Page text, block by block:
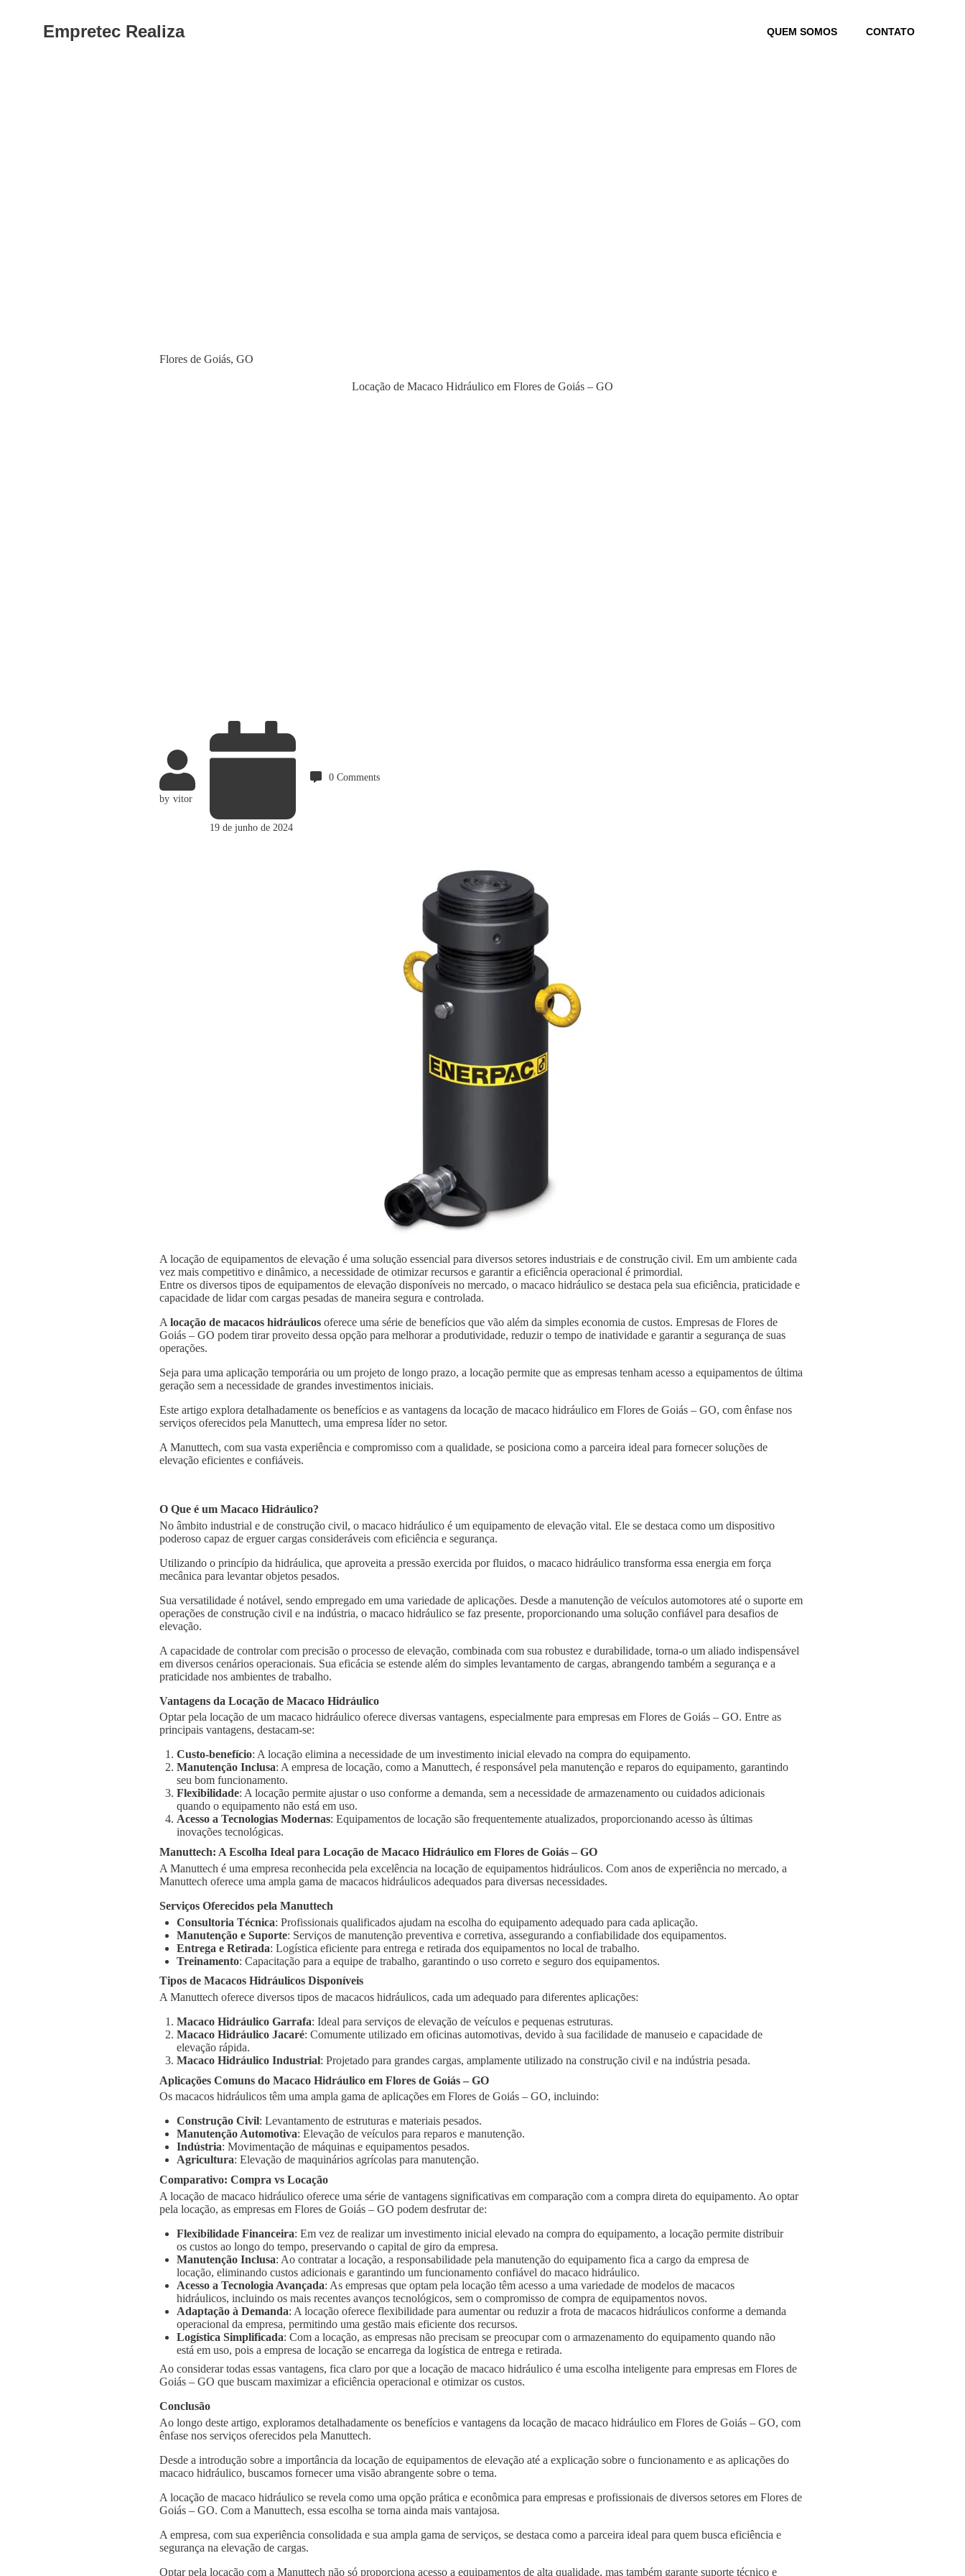
Empretec Realiza QUEM SOMOS CONTATO
Locação de Macaco Hidráulico em Flores de Goiás – GO
Category
Flores de Goiás, GO
by vitor
19 de junho de 2024
0 Comments
A locação de equipamentos de elevação é uma solução essencial para diversos setores industriais e de construção civil. Em um ambiente cada
vez mais competitivo e dinâmico, a necessidade de otimizar recursos e garantir a eficiência operacional é primordial.
Entre os diversos tipos de equipamentos de elevação disponíveis no mercado, o macaco hidráulico se destaca pela sua eficiência, praticidade e
capacidade de lidar com cargas pesadas de maneira segura e controlada.
A locação de macacos hidráulicos oferece uma série de benefícios que vão além da simples economia de custos. Empresas de Flores de
Goiás – GO podem tirar proveito dessa opção para melhorar a produtividade, reduzir o tempo de inatividade e garantir a segurança de suas
operações.
Seja para uma aplicação temporária ou um projeto de longo prazo, a locação permite que as empresas tenham acesso a equipamentos de última
geração sem a necessidade de grandes investimentos iniciais.
Este artigo explora detalhadamente os benefícios e as vantagens da locação de macaco hidráulico em Flores de Goiás – GO, com ênfase nos
serviços oferecidos pela Manuttech, uma empresa líder no setor.
A Manuttech, com sua vasta experiência e compromisso com a qualidade, se posiciona como a parceira ideal para fornecer soluções de
elevação eficientes e confiáveis.
O Que é um Macaco Hidráulico?
No âmbito industrial e de construção civil, o macaco hidráulico é um equipamento de elevação vital. Ele se destaca como um dispositivo
poderoso capaz de erguer cargas consideráveis com eficiência e segurança.
Utilizando o princípio da hidráulica, que aproveita a pressão exercida por fluidos, o macaco hidráulico transforma essa energia em força
mecânica para levantar objetos pesados.
Sua versatilidade é notável, sendo empregado em uma variedade de aplicações. Desde a manutenção de veículos automotores até o suporte em
operações de construção civil e na indústria, o macaco hidráulico se faz presente, proporcionando uma solução confiável para desafios de
elevação.
A capacidade de controlar com precisão o processo de elevação, combinada com sua robustez e durabilidade, torna-o um aliado indispensável
em diversos cenários operacionais. Sua eficácia se estende além do simples levantamento de cargas, abrangendo também a segurança e a
praticidade nos ambientes de trabalho.
Vantagens da Locação de Macaco Hidráulico
Optar pela locação de um macaco hidráulico oferece diversas vantagens, especialmente para empresas em Flores de Goiás – GO. Entre as
principais vantagens, destacam-se:
Custo-benefício: A locação elimina a necessidade de um investimento inicial elevado na compra do equipamento.
Manutenção Inclusa: A empresa de locação, como a Manuttech, é responsável pela manutenção e reparos do equipamento, garantindo
seu bom funcionamento.
Flexibilidade: A locação permite ajustar o uso conforme a demanda, sem a necessidade de armazenamento ou cuidados adicionais
quando o equipamento não está em uso.
Acesso a Tecnologias Modernas: Equipamentos de locação são frequentemente atualizados, proporcionando acesso às últimas
inovações tecnológicas.
Manuttech: A Escolha Ideal para Locação de Macaco Hidráulico em Flores de Goiás – GO
A Manuttech é uma empresa reconhecida pela excelência na locação de equipamentos hidráulicos. Com anos de experiência no mercado, a
Manuttech oferece uma ampla gama de macacos hidráulicos adequados para diversas necessidades.
Serviços Oferecidos pela Manuttech
Consultoria Técnica: Profissionais qualificados ajudam na escolha do equipamento adequado para cada aplicação.
Manutenção e Suporte: Serviços de manutenção preventiva e corretiva, assegurando a confiabilidade dos equipamentos.
Entrega e Retirada: Logística eficiente para entrega e retirada dos equipamentos no local de trabalho.
Treinamento: Capacitação para a equipe de trabalho, garantindo o uso correto e seguro dos equipamentos.
Tipos de Macacos Hidráulicos Disponíveis
A Manuttech oferece diversos tipos de macacos hidráulicos, cada um adequado para diferentes aplicações:
Macaco Hidráulico Garrafa: Ideal para serviços de elevação de veículos e pequenas estruturas.
Macaco Hidráulico Jacaré: Comumente utilizado em oficinas automotivas, devido à sua facilidade de manuseio e capacidade de
elevação rápida.
Macaco Hidráulico Industrial: Projetado para grandes cargas, amplamente utilizado na construção civil e na indústria pesada.
Aplicações Comuns do Macaco Hidráulico em Flores de Goiás – GO
Os macacos hidráulicos têm uma ampla gama de aplicações em Flores de Goiás – GO, incluindo:
Construção Civil: Levantamento de estruturas e materiais pesados.
Manutenção Automotiva: Elevação de veículos para reparos e manutenção.
Indústria: Movimentação de máquinas e equipamentos pesados.
Agricultura: Elevação de maquinários agrícolas para manutenção.
Comparativo: Compra vs Locação
A locação de macaco hidráulico oferece uma série de vantagens significativas em comparação com a compra direta do equipamento. Ao optar
pela locação, as empresas em Flores de Goiás – GO podem desfrutar de:
Flexibilidade Financeira: Em vez de realizar um investimento inicial elevado na compra do equipamento, a locação permite distribuir
os custos ao longo do tempo, preservando o capital de giro da empresa.
Manutenção Inclusa: Ao contratar a locação, a responsabilidade pela manutenção do equipamento fica a cargo da empresa de
locação, eliminando custos adicionais e garantindo um funcionamento confiável do macaco hidráulico.
Acesso a Tecnologia Avançada: As empresas que optam pela locação têm acesso a uma variedade de modelos de macacos
hidráulicos, incluindo os mais recentes avanços tecnológicos, sem o compromisso de compra de equipamentos novos.
Adaptação à Demanda: A locação oferece flexibilidade para aumentar ou reduzir a frota de macacos hidráulicos conforme a demanda
operacional da empresa, permitindo uma gestão mais eficiente dos recursos.
Logística Simplificada: Com a locação, as empresas não precisam se preocupar com o armazenamento do equipamento quando não
está em uso, pois a empresa de locação se encarrega da logística de entrega e retirada.
Ao considerar todas essas vantagens, fica claro por que a locação de macaco hidráulico é uma escolha inteligente para empresas em Flores de
Goiás – GO que buscam maximizar a eficiência operacional e otimizar os custos.
Conclusão
Ao longo deste artigo, exploramos detalhadamente os benefícios e vantagens da locação de macaco hidráulico em Flores de Goiás – GO, com
ênfase nos serviços oferecidos pela Manuttech.
Desde a introdução sobre a importância da locação de equipamentos de elevação até a explicação sobre o funcionamento e as aplicações do
macaco hidráulico, buscamos fornecer uma visão abrangente sobre o tema.
A locação de macaco hidráulico se revela como uma opção prática e econômica para empresas e profissionais de diversos setores em Flores de
Goiás – GO. Com a Manuttech, essa escolha se torna ainda mais vantajosa.
A empresa, com sua experiência consolidada e sua ampla gama de serviços, se destaca como a parceira ideal para quem busca eficiência e
segurança na elevação de cargas.
Optar pela locação com a Manuttech não só proporciona acesso a equipamentos de alta qualidade, mas também garante suporte técnico e